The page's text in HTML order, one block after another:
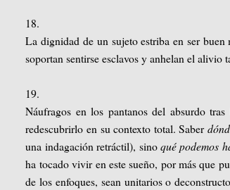
18.
La dignidad de un sujeto estriba en ser
soportan sentirse esclavos y anhelan el alivio
19.
Náufragos en los pantanos del absurdo
redescubrirlo en su contexto total. Saber
una indagación retráctil), sinoqué podemos
ha tocado vivir en este sueño, por más que
de los enfoques, sean unitarios o